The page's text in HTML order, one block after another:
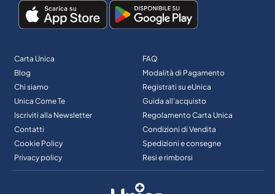
Carta Unica
Blog
Chi siamo
Unica Come Te
Iscriviti alla Newsletter
Contatti
Cookie Policy
Privacy policy
FAQ
Modalità di Pagamento
Registrati su eUnica
Guida all’acquisto
Regolamento Carta Unica
Condizioni di Vendita
Spedizioni e consegne
Resi e rimborsi